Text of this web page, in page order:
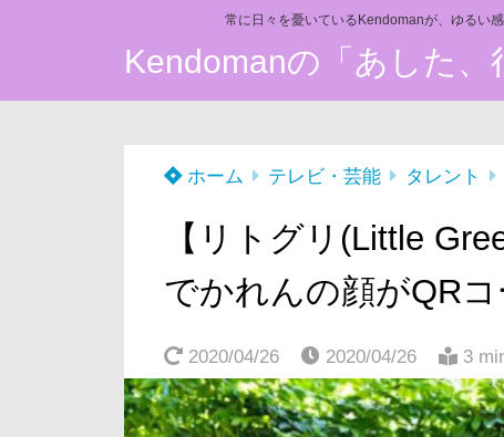
常に日々を憂いているKendomanが、ゆるい
Kendomanの「あした、
ホーム テレビ・芸能 タレント
【リトグリ(Little
でかれんの顔がQR
2020/04/26 2020/04/26 3